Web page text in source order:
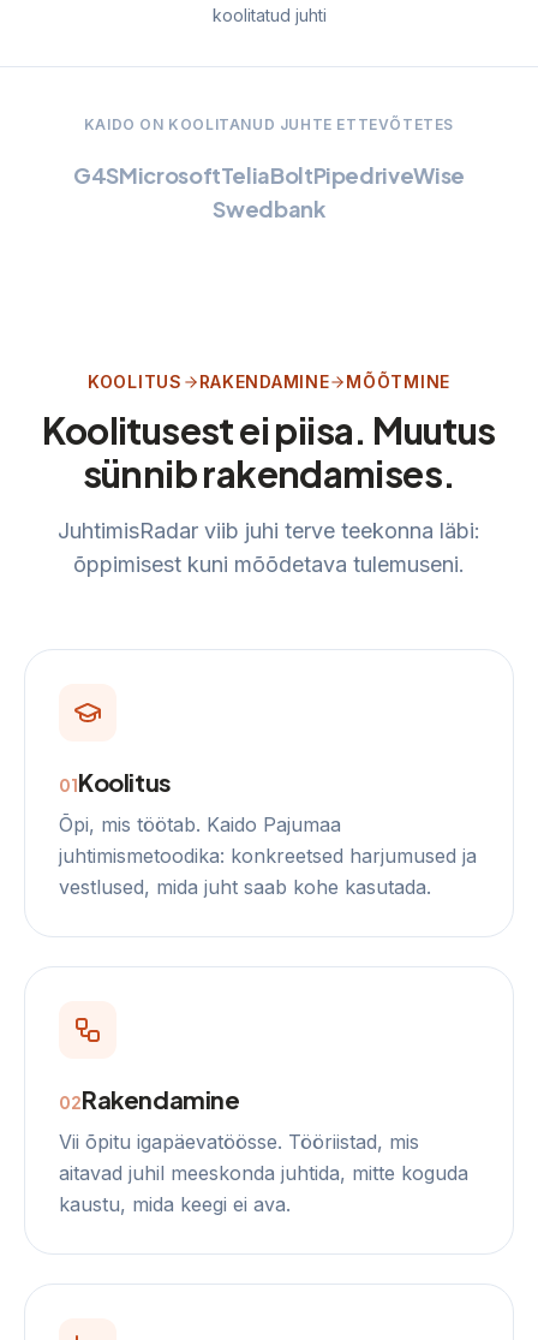
koolitatud juhti
KAIDO ON KOOLITANUD JUHTE ETTEVÕTETES
G4SMicrosoftTeliaBoltPipedriveWise
Swedbank
KOOLITUS RAKENDAMINE MÕÕTMINE
Koolitusest ei piisa. Muutus
sünnib rakendamises.
JuhtimisRadar viib juhi terve teekonna läbi:
õppimisest kuni mõõdetava tulemuseni.
01Koolitus
Õpi, mis töötab. Kaido Pajumaa
juhtimismetoodika: konkreetsed harjumused ja
vestlused, mida juht saab kohe kasutada.
02Rakendamine
Vii õpitu igapäevatöösse. Tööriistad, mis
aitavad juhil meeskonda juhtida, mitte koguda
kaustu, mida keegi ei ava.